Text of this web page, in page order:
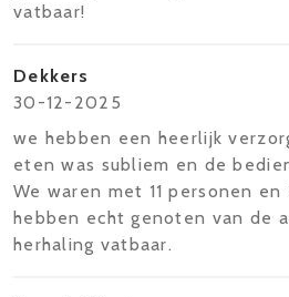
vatbaar!
Dekkers
30-12-2025
we hebben een heerlijk
eten was subliem en de
We waren met 11 personen
hebben echt genoten van de
herhaling vatbaar.